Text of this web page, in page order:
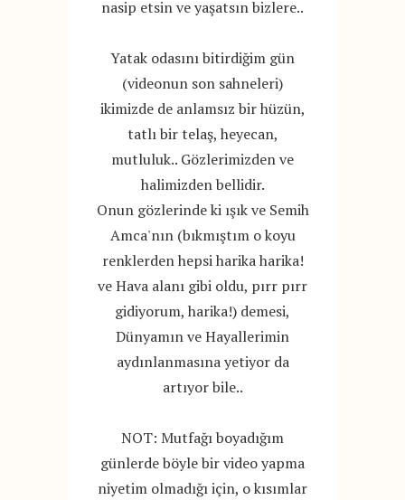
nasip etsin ve yaşatsın bizlere..
Yatak odasını bitirdiğim gün
(videonun son sahneleri)
ikimizde de anlamsız bir hüzün,
tatlı bir telaş, heyecan,
mutluluk.. Gözlerimizden ve
halimizden bellidir.
Onun gözlerinde ki ışık ve Semih
Amca'nın (bıkmıştım o koyu
renklerden hepsi harika harika!
ve Hava alanı gibi oldu, pırr pırr
gidiyorum, harika!) demesi,
Dünyamın ve Hayallerimin
aydınlanmasına yetiyor da
artıyor bile..
NOT: Mutfağı boyadığım
günlerde böyle bir video yapma
niyetim olmadığı için, o kısımlar